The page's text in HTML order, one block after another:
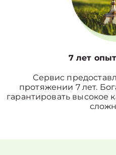
7 лет
Сервис
протяжении 7 лет.
гарантировать высокое